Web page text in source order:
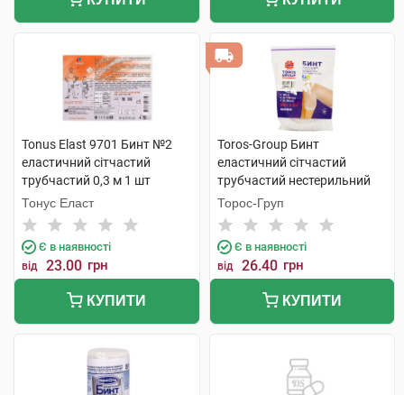
Tonus Elast 9701 Бинт №2
еластичний сітчастий
трубчастий 0,3 м 1 шт
Тонус Еласт
Є в наявності
від 23.00 грн
КУПИТИ
Toros-Group Бинт
еластичний сітчастий
трубчастий нестерильний
50х3 см коліно 1 шт
Торос-Груп
Є в наявності
від 26.40 грн
КУПИТИ